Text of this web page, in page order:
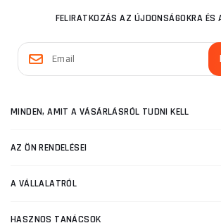
FELIRATKOZÁS AZ ÚJDONSÁGOKRA ÉS
MINDEN, AMIT A VÁSÁRLÁSRÓL TUDNI KELL
AZ ÖN RENDELÉSEI
A VÁLLALATRÓL
HASZNOS TANÁCSOK